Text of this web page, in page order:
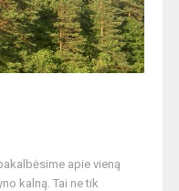
apie vieną
kalną. Tai ne tik